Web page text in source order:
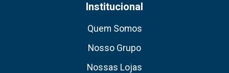
Institucional
Quem Somos
Nosso Grupo
Nossas Lojas